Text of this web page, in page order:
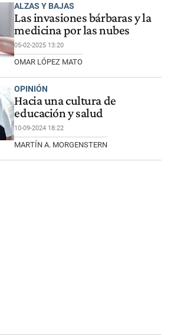
ALZAS Y BAJAS
Las invasiones bárbaras y la
medicina por las nubes
05-02-2025 13:20
OMAR LÓPEZ MATO
OPINIÓN
Hacia una cultura de
educación y salud
10-09-2024 18:22
MARTÍN A. MORGENSTERN